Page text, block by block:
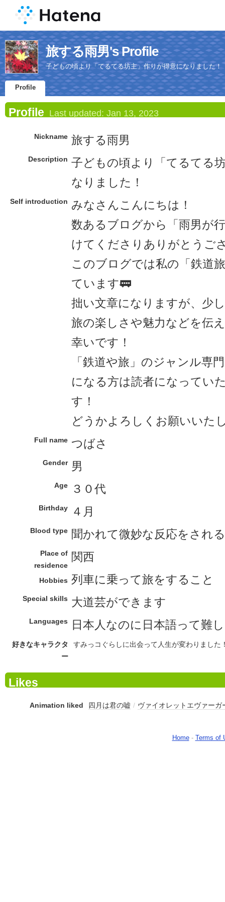
旅する雨男's Profile
子どもの頃より「てるてる坊主」作りが得意になりました！
Profile
Profile Last updated: Jan 13, 2023
Nickname 旅する雨男
Description 子どもの頃より「てるてる
なりました！
Self introduction みなさんこんにちは！
数あるブログから「雨男が
けてくださりありがとうご
このブログでは私の「鉄道
ています🚃
拙い文章になりますが、少
旅の楽しさや魅力などを伝
幸いです！
「鉄道や旅」のジャンル専
になる方は読者になってい
す！
どうかよろしくお願いいた
Full name つばさ
Gender 男
Age ３０代
Birthday ４月
Blood type 聞かれて微妙な反応をされ
Place of
residence
関西
Hobbies 列車に乗って旅をすること
Special skills 大道芸ができます
Languages 日本人なのに日本語って難
好きなキャラクタ
ー
すみっコぐらしに出会って人生が変わりました
Likes
Animation liked 四月は君の嘘 / ヴァイオレットエヴァーガ
Home- Terms of